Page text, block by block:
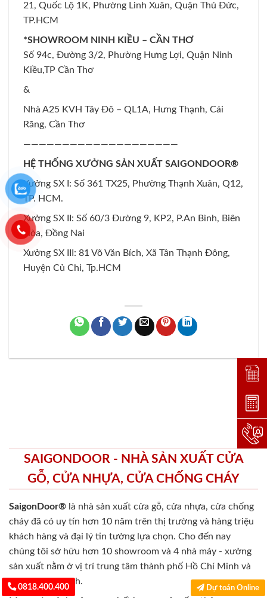
21, Quốc Lộ 1K, Phường Linh Xuân, Quận Thủ Đức,
TP.HCM
*SHOWROOM NINH KIỀU – CẦN THƠ
Số 94c, Đường 3/2, Phường Hưng Lợi, Quận Ninh
Kiều,TP Cần Thơ
&
Nhà A25 KVH Tây Đô – QL1A, Hưng Thạnh, Cái
Răng, Cần Thơ
————————————————————
HỆ THỐNG XƯỞNG SẢN XUẤT SAIGONDOOR®
Xưởng SX I: Số 361 TX25, Phường Thạnh Xuân, Q12,
TP. HCM.
Xưởng SX II: Số 60/3 Đường 9, KP2, P.An Bình, Biên
Hòa, Đồng Nai
Xưởng SX III: 81 Võ Văn Bích, Xã Tân Thạnh Đông,
Huyện Củ Chi, Tp.HCM
SAIGONDOOR - NHÀ SẢN XUẤT CỬA
GỖ, CỬA NHỰA, CỬA CHỐNG CHÁY
SaigonDoor® là nhà sản xuất cửa gỗ, cửa nhựa, cửa chống
cháy đã có uy tín hơn 10 năm trên thị trường và hàng triệu
khách hàng và đại lý tin tưởng lựa chọn. Cho đến nay
chúng tôi sở hữu hơn 10 showroom và 4 nhà máy - xưởng
sản xuất nằm ở vị trí trung tâm thành phố Hồ Chí Minh và
& tại ngoại thành.
0818.400.400 Dự toán Online
Đặt
Dự